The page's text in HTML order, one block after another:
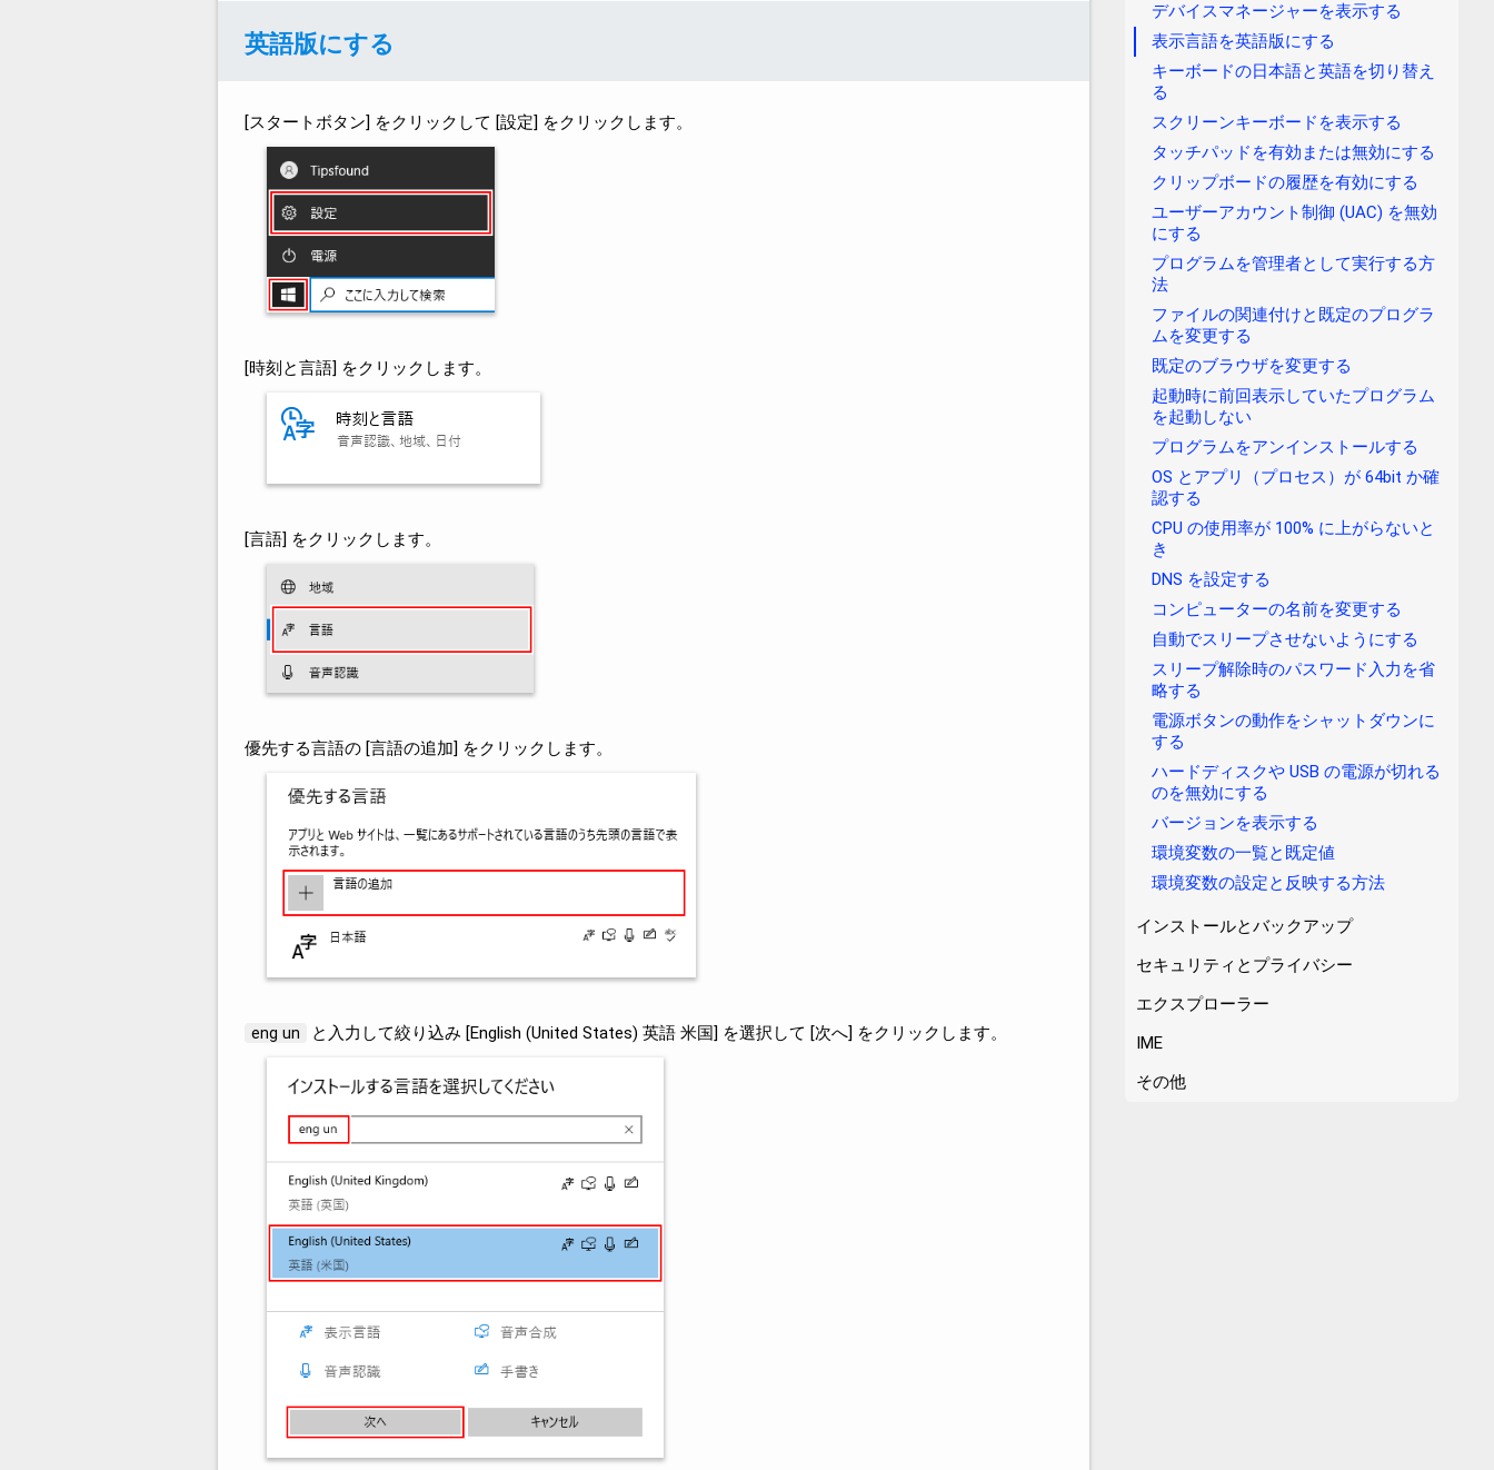
英語版にする
[スタートボタン] をクリックして [設定] をクリックします。
[時刻と言語] をクリックします。
[言語] をクリックします。
優先する言語の [言語の追加] をクリックします。
eng un と入力して絞り込み [English (United States) 英語 米国] を選択して [次へ] をクリックします。
デバイスマネージャーを表示する
表示言語を英語版にする
キーボードの日本語と英語を切り替え
る
スクリーンキーボードを表示する
タッチパッドを有効または無効にする
クリップボードの履歴を有効にする
ユーザーアカウント制御 (UAC) を無効
にする
プログラムを管理者として実行する方
法
ファイルの関連付けと既定のプログラ
ムを変更する
既定のブラウザを変更する
起動時に前回表示していたプログラム
を起動しない
プログラムをアンインストールする
OS とアプリ（プロセス）が 64bit か確
認する
CPU の使用率が 100% に上がらないと
き
DNS を設定する
コンピューターの名前を変更する
自動でスリープさせないようにする
スリープ解除時のパスワード入力を省
略する
電源ボタンの動作をシャットダウンに
する
ハードディスクや USB の電源が切れる
のを無効にする
バージョンを表示する
環境変数の一覧と既定値
環境変数の設定と反映する方法
インストールとバックアップ
セキュリティとプライバシー
エクスプローラー
IME
その他